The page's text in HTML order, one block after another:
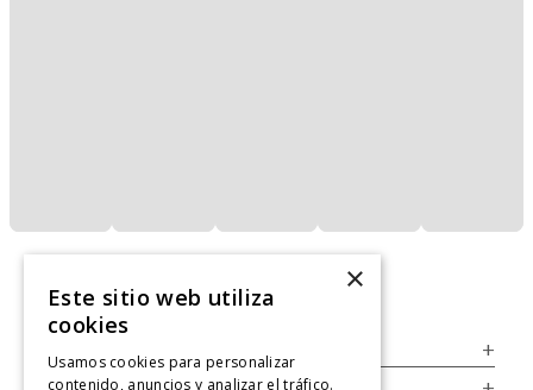
+
×
Este sitio web utiliza
cookies
Usamos cookies para personalizar
contenido, anuncios y analizar el tráfico.